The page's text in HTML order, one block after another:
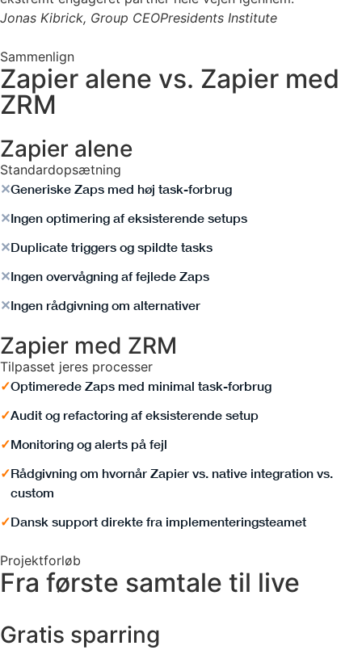
Jonas Kibrick, Group CEOPresidents Institute
Sammenlign
Zapier alene vs. Zapier med
ZRM
Zapier alene
Standardopsætning
✕Generiske Zaps med høj task-forbrug
✕Ingen optimering af eksisterende setups
✕Duplicate triggers og spildte tasks
✕Ingen overvågning af fejlede Zaps
✕Ingen rådgivning om alternativer
Zapier med ZRM
Tilpasset jeres processer
✓Optimerede Zaps med minimal task-forbrug
✓Audit og refactoring af eksisterende setup
✓Monitoring og alerts på fejl
✓Rådgivning om hvornår Zapier vs. native integration vs.
custom
✓Dansk support direkte fra implementeringsteamet
Projektforløb
Fra første samtale til live
Gratis sparring